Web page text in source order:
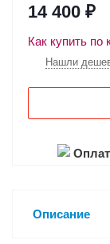
14 400 ₽
Как купить по
Нашли
Описание